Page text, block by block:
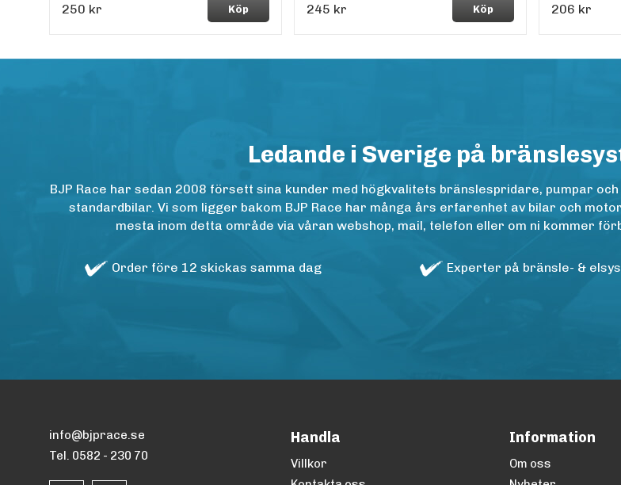
250 kr Köp 245 kr Köp 206 kr
Ledande i Sverige på
BJP Race har sedan 2008 försett sina kunder med högkvalitets bränslespridare, pumpar
standardbilar. Vi som ligger bakom BJP Race har många års erfarenhet av bilar och
mesta inom detta område via våran webshop, mail, telefon eller om ni kommer
Order före 12 skickas samma dag Experter på bränsle- &
info@bjprace.se
Tel. 0582 - 230 70
Handla
Villkor
Information
Om oss